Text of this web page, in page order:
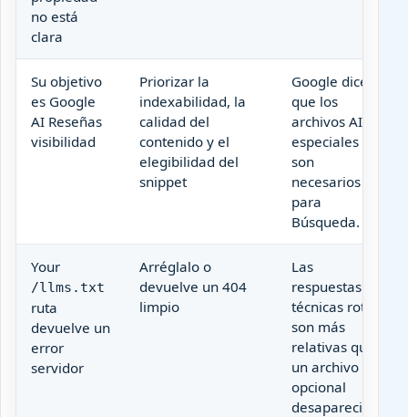
no está
clara
Su objetivo
es Google
AI Reseñas
visibilidad
Priorizar la
indexabilidad, la
calidad del
contenido y el
elegibilidad del
snippet
Google dice
que los
archivos AI
especiales no
son
necesarios
para
Búsqueda.
Your
/llms.txt
ruta
devuelve un
error
servidor
Arréglalo o
devuelve un 404
limpio
Las
respuestas
técnicas rotas
son más
relativas que
un archivo
opcional
desaparecido.